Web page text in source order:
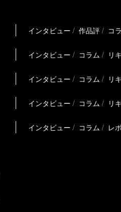
インタビュー 作品評 コ
インタビュー コラム リ
インタビュー コラム リ
インタビュー コラム リ
インタビュー コラム レ